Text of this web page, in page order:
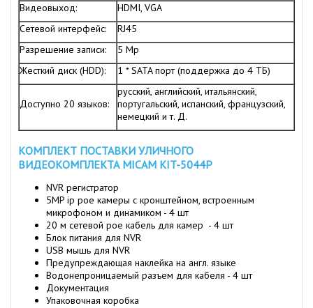
Видеовыход:
HDMI, VGA
Сетевой интерфейс:
RJ45
Разрешение записи:
5 Mp
Жесткий диск (HDD):
1 * SATA порт (поддержка до 4 ТБ)
Доступно 20 языков:
русский, английский, итальянский,
португальский, испанский, французский,
немецкий и т. Д.
КОМПЛЕКТ ПОСТАВКИ УЛИЧНОГО
ВИДЕОКОМПЛЕКТА MICAM KIT-5044P
NVR регистратор
5MP ip poe камеры с кронштейном, встроенным
микрофоном и динамиком - 4 шт
20 м сетевой poe кабель для камер - 4 шт
Блок питания для NVR
USB мышь для NVR
Предупреждающая наклейка на англ. языке
Водонепроницаемый разъем для кабеля - 4 шт
Документация
Упаковочная коробка